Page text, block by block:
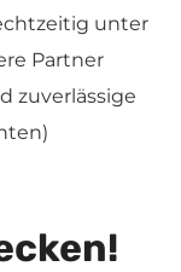
unter
Partner
zuverlässige